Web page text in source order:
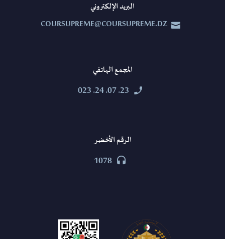
البريد الإلكتروني


COURSUPREME@COURSUPREME.DZ
المجمع الهاتفي


23. 07. 24. 023
الرقم الأخضر


1078